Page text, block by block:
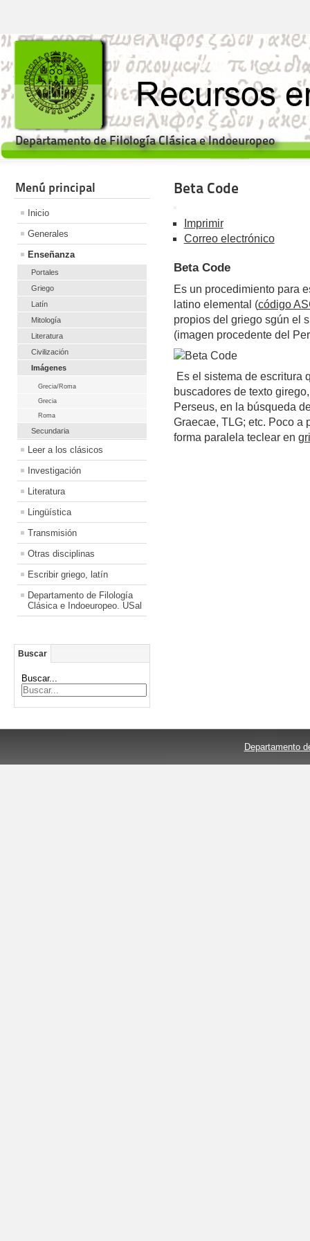
Departamento de Filología Clásica e Indoeuropeo
Menú principal
Inicio
Generales
Enseñanza
Portales
Griego
Latín
Mitología
Literatura
Civilización
Imágenes
Grecia/Roma
Grecia
Roma
Secundaria
Leer a los clásicos
Investigación
Literatura
Lingüística
Transmisión
Otras disciplinas
Escribir griego, latín
Departamento de Filología
Clásica e Indoeuropeo. USal
Buscar
Buscar...
Beta Code
Imprimir
Correo electrónico
Beta Code
Es un procedimiento para
latino elemental (código
propios del griego sgún el
(imagen procedente del
Es el sistema de escritura
buscadores de texto
Perseus, en la búsqueda
Graecae, TLG; etc. Poco a
forma paralela teclear en
Departamento